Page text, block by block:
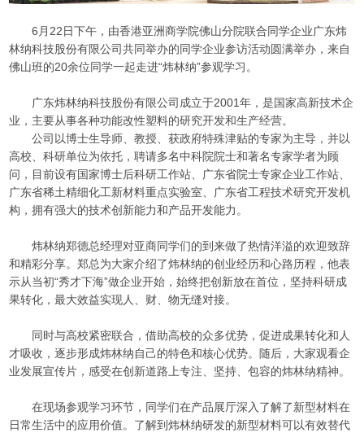
6月22日下午，由香港亚洲商学院佛山分院联合同学企业广东炜
林纳科技股份有限公司共同举办的同学企业参访活动圆满举办，来自
佛山班的20余位同学一起走进“炜林纳”参观学习。
广东炜林纳科技股份有限公司成立于2001年，是国家高新技术企
业，主要从事各种功能改性塑料的研究开发和生产经营。
公司以博士生导师、教授、获政府特殊津贴的专家为主导，并以
高校、科研单位为依托，聘请多名中科院院士和著名专家学者为顾
问，目前设有国家博士后科研工作站、广东省院士专家企业工作站、
广东省稀土精细化工新材料重点实验室、广东省工程技术研究开发机
构，拥有强大的技术创新能力和产品开发能力。
炜林纳郑德总经理对亚商同学们的到来做了热情洋溢的欢迎致辞
和精彩分享。郑总为大家介绍了炜林纳的创业经历和心路历程，他表
示从当初“秀才下海”做企业开始，始终把创新放在首位，坚持科研成
果转化，最大效益实现人、财、物无缝对接。
同时与高校紧密联合，借助高校的众多优势，促进成果转化和人
才吸收，逐步形成炜林纳自己的特色和核心优势。随后，大家观看企
业发展宣传片，感受在创新道路上专注、坚持、包容的炜林纳精神。
在现场参观学习环节，同学们在产品展厅深入了解了新型材料在
日常生活中的应用价值。了解到炜林纳研发的新型材料可以有效替代